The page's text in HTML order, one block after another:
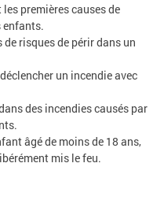
premières causes de
enfants.
risques de périr dans un
un incendie avec
des incendies causés par
âgé de moins de 18 ans,
mis le feu.